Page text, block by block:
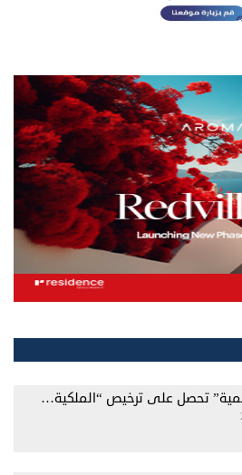
تحصل على ترخيص “الملكية…